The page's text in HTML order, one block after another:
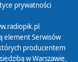
prywatności
element Serwisów
producentem
w Warszawie.